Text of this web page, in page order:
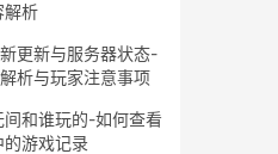
解析
更新与服务器状态-
析与玩家注意事项
和谁玩的-如何查看
的游戏记录